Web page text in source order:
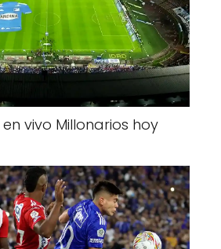
vivo Millonarios hoy